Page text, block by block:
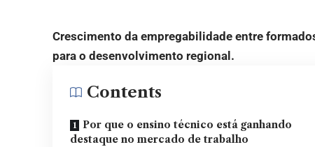
Crescimento da empregabilidade entre
para o desenvolvimento regional.
Contents
Por que o ensino técnico está ganhando
destaque no mercado de trabalho